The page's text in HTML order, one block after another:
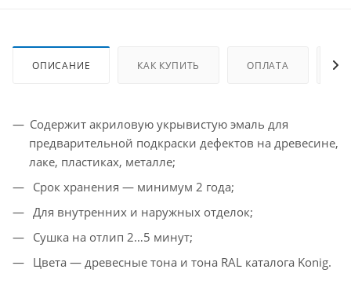
ОПИСАНИЕ КАК КУПИТЬ ОПЛАТА
Содержит акриловую укрывистую эмаль для
предварительной подкраски дефектов на древесине,
лаке, пластиках, металле;
Срок хранения — минимум 2 года;
Для внутренних и наружных отделок;
Сушка на отлип 2…5 минут;
Цвета — древесные тона и тона RAL каталога Konig.